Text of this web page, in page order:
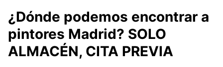
¿Dónde podemos encontrar a
pintores Madrid? SOLO
ALMACÉN, CITA PREVIA